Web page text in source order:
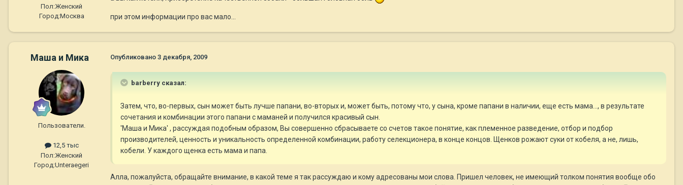
Пол:Женский
Город:Москва при этом информации про вас мало...
Маша и Мика
Пользователи.
12,5 тыс
Пол:Женский
Город:Unteraegeri
Опубликовано 3 декабря, 2009
barberry сказал:
Затем, что, во-первых, сын может быть лучше папани, во-вторых и, может быть, потому что, у сына, кроме папани в наличии, еще есть мама..., в результате
сочетания и комбинации этого папани с маманей и получился красивый сын.
'Маша и Мика' , рассуждая подобным образом, Вы совершенно сбрасываете со счетов такое понятие, как племенное разведение, отбор и подбор
производителей, ценность и уникальность определенной комбинации, работу селекционера, в конце концов. Щенков рожают суки от кобеля, а не, лишь,
кобели. У каждого щенка есть мама и папа.
Алла, пожалуйста, обращайте внимание, в какой теме я так рассуждаю и кому адресованы мои слова. Пришел человек, не имеющий толком понятия вообще обо